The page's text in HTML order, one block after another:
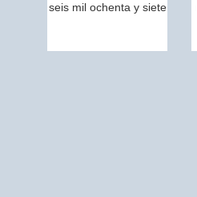
seis mil ochenta y siete